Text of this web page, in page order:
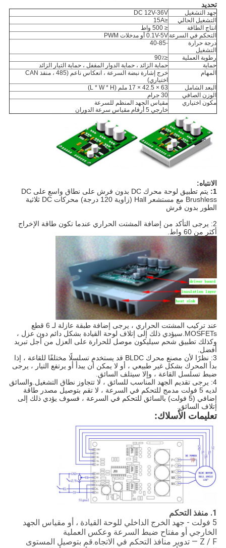
تحديد
جهد التشغيل
DC 12V-36V
التشغيل الحالي
≤15A
انتاج الطاقة
≤ 500 واط
التحكم في السرعة 0.1V-5V أو مدخلات PWM
درجة حرارة
التشغيل
-40-85
رطوبة العملية
≤90٪
حماية
حماية الزائد ، حماية الدوار المقفل ، حماية التيار الزائد
المهام
خرج إشارة نبضة السرعة ، انعكاس ناعم (485 ، منفذ CAN
اختياري)
البعد الشامل
63 × 42.5 × 17 ملم (L * W * H)
الوزن الصافي
30 جرام
مكون اختياري
مقياس الجهد المنظم للسرعة
خارجي 5 أرقام مقياس سرعة الدوران
الانتباه:
1:
يتم تطبيق لوحة محرك DC بدون فرش على نطاق واسع على DC
Brushless مع مستشعر Hall (زاوية 120 درجة) محركات DC ثلاثية
الطور بدون فرش
2: يرجى التأكد من إضافة المشتت الحراري عندما تكون طاقة الإخراج
أكثر من 60 واط.
عند تركيب المشتت الحراري ، يرجى إضافة طبقة عازلة لـ 6 قطع
MOSFETs.سيؤدي ذلك إلى إتلاف لوحة القيادة بشكل دائم دون عزل ،
وكذلك تطبيق شحم سيليكون موصل للحرارة على العزل من أجل تبريد
أفضل.
3: نظرًا لأن مصنع محرك BLDC قد يستخدم تسلسلًا مختلفًا للقاعة ، إذا
بدأ المحرك بشكل غير طبيعي ، أو لا يمكن أن يبدأ أو يرتفع التيار ، يرجى
ضبط تسلسل القاعة ، وإلا سيتلف السائق.
4: يرجى تقديم الجهد المناسب للسائق ، لا تتجاوز نطاق التشغيل.والسائق
لديه 5 فولت مدمج للتحكم في السرعة ، لا تقم بتوصيل مصدر طاقة
إضافي (5 فولت) بالسائق للتحكم في السرعة ، فسوف يؤدي ذلك إلى
إتلاف السائق.
تعليمات الأسلاك:
1. منفذ التحكم
5 فولت - جهد الخرج الداخلي للوحة القيادة ، أو مقياس الجهد
الخارجي أو مفتاح ضبط السرعة وعكس العملية
Z / F — تدوير منافذ التحكم في الاتجاه.قم بتوصيل المستوى